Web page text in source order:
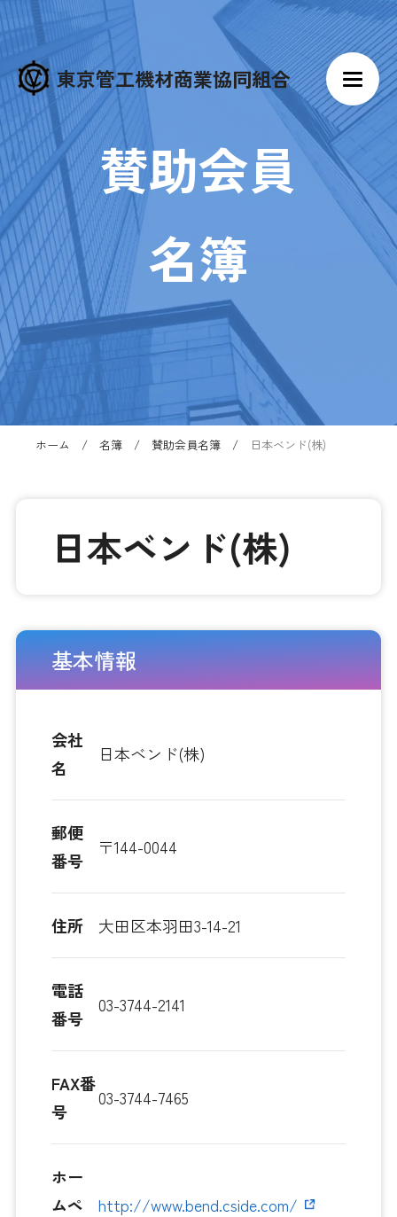
東京管工機材商業協同組合
賛助会員
名簿
ホーム 名簿 賛助会員名簿 日本ベンド(株)
日本ベンド(株)
基本情報
会社
名
日本ベンド(株)
郵便
番号
〒144-0044
住所 大田区本羽田3-14-21
電話
番号
03-3744-2141
FAX番
号
03-3744-7465
ホー
ムペ
http://www.bend.cside.com/